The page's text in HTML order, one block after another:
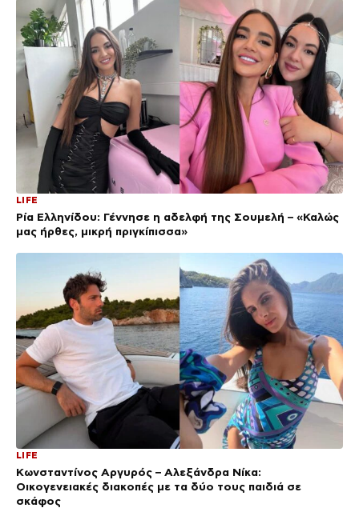
LIFE
Ρία Ελληνίδου: Γέννησε η αδελφή της Σουμελή – «Καλώς
μας ήρθες, μικρή πριγκίπισσα»
LIFE
Κωνσταντίνος Αργυρός – Αλεξάνδρα Νίκα:
Οικογενειακές διακοπές με τα δύο τους παιδιά σε
σκάφος